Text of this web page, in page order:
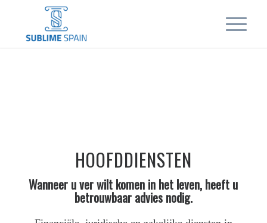
HOOFDDIENSTEN
Wanneer u ver wilt komen in het leven, heeft u
betrouwbaar advies nodig.